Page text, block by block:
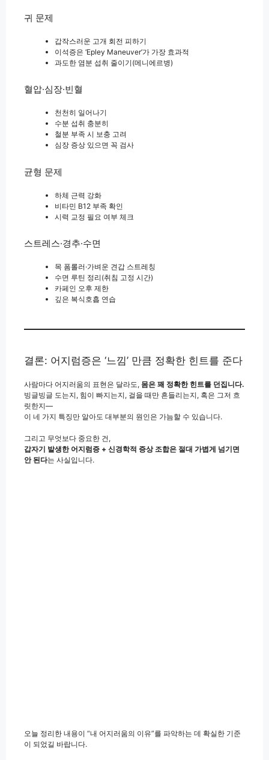
귀 문제
갑작스러운 고개 회전 피하기
이석증은 ‘Epley Maneuver’가 가장 효과적
과도한 염분 섭취 줄이기(메니에르병)
혈압·심장·빈혈
천천히 일어나기
수분 섭취 충분히
철분 부족 시 보충 고려
심장 증상 있으면 꼭 검사
균형 문제
하체 근력 강화
비타민 B12 부족 확인
시력 교정 필요 여부 체크
스트레스·경추·수면
목 폼롤러·가벼운 견갑 스트레칭
수면 루틴 정리(취침 고정 시간)
카페인 오후 제한
깊은 복식호흡 연습
결론: 어지럼증은 ‘느낌’ 만큼 정확한 힌트를 준다
사람마다 어지러움의 표현은 달라도, 몸은 꽤 정확한 힌트를 던집니다.
빙글빙글 도는지, 힘이 빠지는지, 걸을 때만 흔들리는지, 혹은 그저 흐
릿한지—
이 네 가지 특징만 알아도 대부분의 원인은 가늠할 수 있습니다.
그리고 무엇보다 중요한 건,
갑자기 발생한 어지럼증 + 신경학적 증상 조합은 절대 가볍게 넘기면
안 된다는 사실입니다.
오늘 정리한 내용이 “내 어지러움의 이유”를 파악하는 데 확실한 기준
이 되었길 바랍니다.